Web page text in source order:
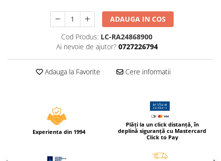
Produse si rechizite scolare
Caiete si produse din hartie
Caiete incepatori Tip I, II, III
Hartie glacee
Vocabulare
ADAUGA IN COS
Cod Produs: LC-RA24868900
Ai nevoie de ajutor? 0727226794
Adauga la Favorite Cere informatii
Experienta din 1994
Plăți la un click distanță, în
deplină siguranță cu Mastercard
Click to Pay